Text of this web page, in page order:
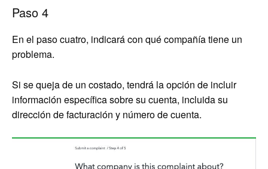
Paso 4
En el paso cuatro, indicará con qué compañía tiene un
problema.
Si se queja de un costado, tendrá la opción de incluir
información específica sobre su cuenta, incluida su
dirección de facturación y número de cuenta.